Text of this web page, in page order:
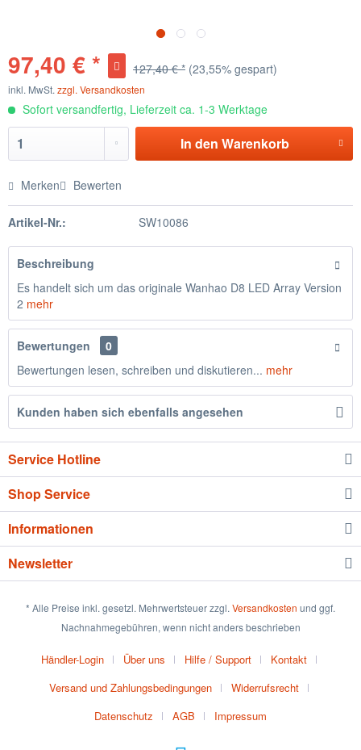
97,40 € * 127,40 € * (23,55% gespart)
inkl. MwSt. zzgl. Versandkosten
Sofort versandfertig, Lieferzeit ca. 1-3 Werktage
In den Warenkorb
Merken Bewerten
Artikel-Nr.: SW10086
Beschreibung
Es handelt sich um das originale Wanhao D8 LED Array Version
2 mehr
Bewertungen
0
Bewertungen lesen, schreiben und diskutieren... mehr
Kunden haben sich ebenfalls angesehen
Service Hotline
Shop Service
Informationen
Newsletter
* Alle Preise inkl. gesetzl. Mehrwertsteuer zzgl. Versandkosten und ggf.
Nachnahmegebühren, wenn nicht anders beschrieben
Händler-Login Über uns Hilfe / Support
Kontakt
Versand und Zahlungsbedingungen
Widerrufsrecht
Datenschutz
AGB Impressum